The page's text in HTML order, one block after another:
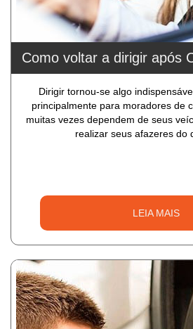
Como voltar a dirigir após
Dirigir tornou-se algo
principalmente para moradores de
muitas vezes dependem de seus
realizar seus afazeres do
LEIA MAIS